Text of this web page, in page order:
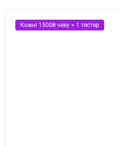
Кожні 1500₴ чеку = 1 тестер